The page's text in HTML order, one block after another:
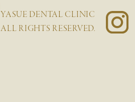
YASUE DENTAL CLINIC
ALL RIGHTS RESERVED.